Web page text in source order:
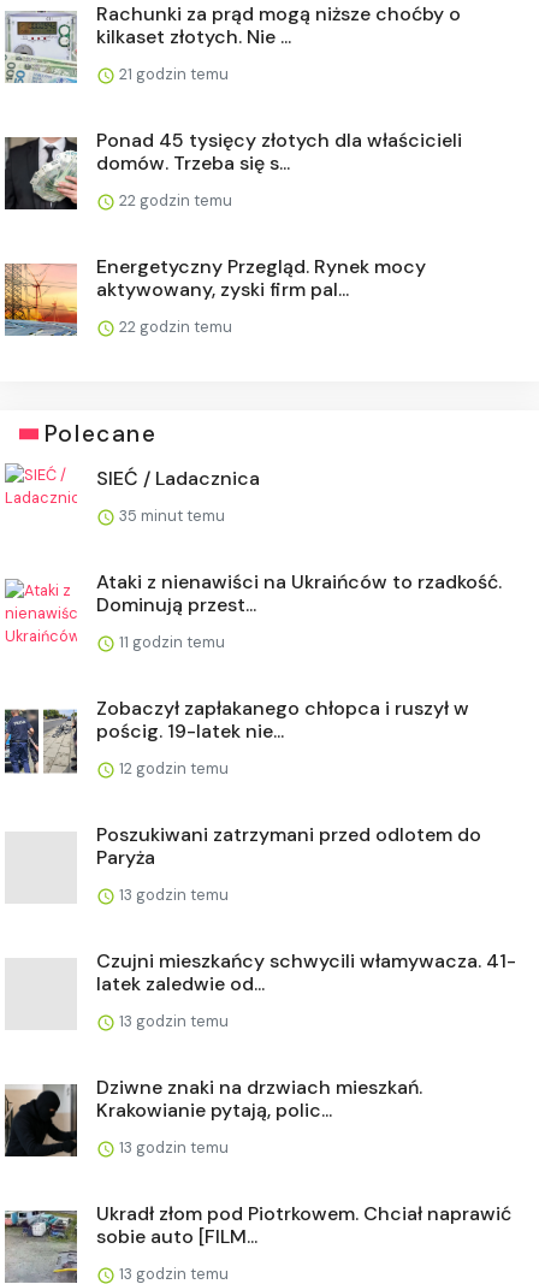
Rachunki za prąd mogą niższe choćby o
kilkaset złotych. Nie ...
21 godzin temu
Ponad 45 tysięcy złotych dla właścicieli
domów. Trzeba się s...
22 godzin temu
Energetyczny Przegląd. Rynek mocy
aktywowany, zyski firm pal...
22 godzin temu
Polecane
SIEĆ / Ladacznica
35 minut temu
Ataki z nienawiści na Ukraińców to rzadkość.
Dominują przest...
11 godzin temu
Zobaczył zapłakanego chłopca i ruszył w
pościg. 19-latek nie...
12 godzin temu
Poszukiwani zatrzymani przed odlotem do
Paryża
13 godzin temu
Czujni mieszkańcy schwycili włamywacza. 41-
latek zaledwie od...
13 godzin temu
Dziwne znaki na drzwiach mieszkań.
Krakowianie pytają, polic...
13 godzin temu
Ukradł złom pod Piotrkowem. Chciał naprawić
sobie auto [FILM...
13 godzin temu